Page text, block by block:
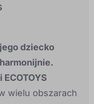
dziecko
wielu obszarach